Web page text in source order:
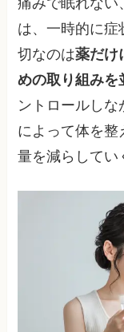
は、一時的に症
切なのは薬だけ
めの取り組みを
ントロールし
によって体を整
量を減らしてい